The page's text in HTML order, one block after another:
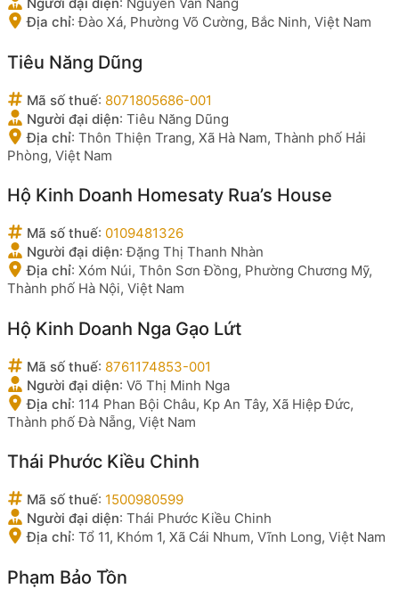
Địa chỉ:Đào Xá, Phường Võ Cường, Bắc Ninh, Việt Nam
Tiêu Năng Dũng
Mã số thuế: 8071805686-001
Người đại diện: Tiêu Năng Dũng
Địa chỉ: Thôn Thiện Trang, Xã Hà Nam, Thành phố Hải
Phòng, Việt Nam
Hộ Kinh Doanh Homesaty Rua’s House
Mã số thuế: 0109481326
Người đại diện:Đặng Thị Thanh Nhàn
Địa chỉ: Xóm Núi, Thôn Sơn Đồng, Phường Chương Mỹ,
Thành phố Hà Nội, Việt Nam
Hộ Kinh Doanh Nga Gạo Lứt
Mã số thuế: 8761174853-001
Người đại diện: Võ Thị Minh Nga
Địa chỉ: 114 Phan Bội Châu, Kp An Tây, Xã Hiệp Đức,
Thành phố Đà Nẵng, Việt Nam
Thái Phước Kiều Chinh
Mã số thuế: 1500980599
Người đại diện: Thái Phước Kiều Chinh
Địa chỉ: Tổ 11, Khóm 1, Xã Cái Nhum, Vĩnh Long, Việt Nam
Phạm Bảo Tồn